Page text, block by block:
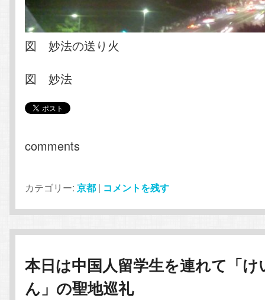
図 妙法の送り火
図 妙法
comments
カテゴリー: 京都 | コメントを残す
本日は中国人留学生を連れて「け
ん」の聖地巡礼